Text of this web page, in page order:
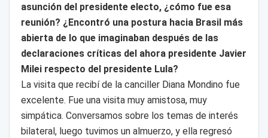
asunción del presidente electo, ¿cómo fue esa
reunión? ¿Encontró una postura hacia Brasil más
abierta de lo que imaginaban después de las
declaraciones críticas del ahora presidente Javier
Milei respecto del presidente Lula?
La visita que recibí de la canciller Diana Mondino fue
excelente. Fue una visita muy amistosa, muy
simpática. Conversamos sobre los temas de interés
bilateral, luego tuvimos un almuerzo, y ella regresó